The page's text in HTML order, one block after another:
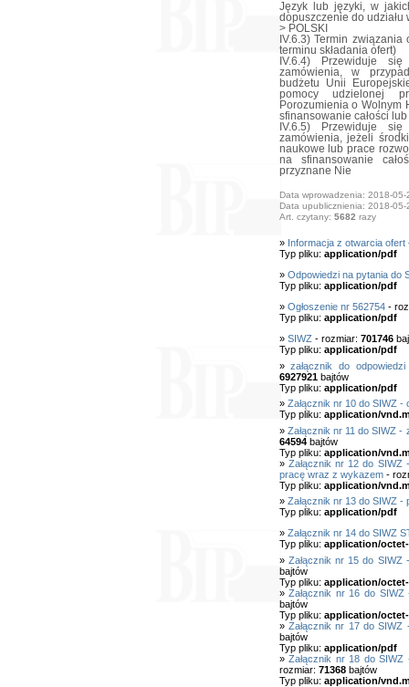
Język lub języki, w
dopuszczenie do udziału
> POLSKI
IV.6.3) Termin
terminu składania ofert)
IV.6.4) Przewiduje
zamówienia, w
budżetu Unii
pomocy udzielonej
Porozumienia o Wolnym
sfinansowanie całości
IV.6.5) Przewiduje
zamówienia, jeżeli
naukowe lub prace
na sfinansowanie
przyznane Nie
Data wprowadzenia: 2018-05-
Data upublicznienia: 2018-05-
Art. czytany: 5682 razy
» Informacja z otwarcia ofert
Typ pliku: application/pdf
» Odpowiedzi na pytania do
Typ pliku: application/pdf
» Ogłoszenie nr 562754-
Typ pliku: application/pdf
» SIWZ - rozmiar: 701746
Typ pliku: application/pdf
»załącznik do
6927921bajtów
Typ pliku: application/pdf
» Załącznik nr 10 do SIWZ -
Typ pliku: application/
» Załącznik nr 11 do SIWZ -
64594bajtów
Typ pliku: application/
» Załącznik nr 12 do SIWZ
pracę wraz z wykazem-
Typ pliku: application/
» Załącznik nr 13 do SIWZ -
Typ pliku: application/pdf
» Załącznik nr 14 do SIWZ
Typ pliku: application/
» Załącznik nr 15 do SIWZ
bajtów
Typ pliku: application/
»Załącznik nr 16 do
bajtów
Typ pliku: application/
» Załącznik nr 17 do
bajtów
Typ pliku: application/pdf
»Załącznik nr 18 do
rozmiar: 71368bajtów
Typ pliku: application/